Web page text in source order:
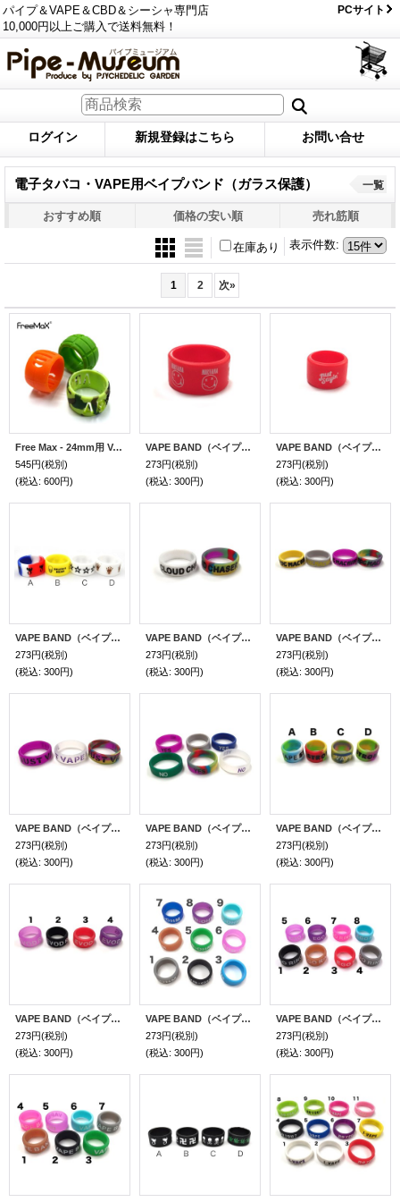
パイプ＆VAPE＆CBD＆シーシャ専門店
10,000円以上ご購入で送料無料！
PCサイト
ログイン 新規登録はこちら お問い合せ
電子タバコ・VAPE用ベイプバンド（ガラス保護） 一覧
おすすめ順 価格の安い順 売れ筋順
表示件数:
在庫あり
1 2 次»
Free Max - 24mm用 VAPE BAND（ベイプバンド）
545円(税別)
(税込: 600円)
VAPE BAND（ベイプバンド）22mmサイズ
273円(税別)
(税込: 300円)
VAPE BAND（ベイプバンド）14mmサイズ
273円(税別)
(税込: 300円)
VAPE BAND（ベイプバンド）22mmサイズ
273円(税別)
(税込: 300円)
VAPE BAND（ベイプバンド）22mmサイズ
273円(税別)
(税込: 300円)
VAPE BAND（ベイプバンド）22mmサイズ
273円(税別)
(税込: 300円)
VAPE BAND（ベイプバンド）22mmサイズ
273円(税別)
(税込: 300円)
VAPE BAND（ベイプバンド）22mmサイズ
273円(税別)
(税込: 300円)
VAPE BAND（ベイプバンド）14mmサイズ
273円(税別)
(税込: 300円)
VAPE BAND（ベイプバンド）14mmサイズ
273円(税別)
(税込: 300円)
VAPE BAND（ベイプバンド）14mmサイズ
273円(税別)
(税込: 300円)
VAPE BAND（ベイプバンド）14mmサイズ
273円(税別)
(税込: 300円)